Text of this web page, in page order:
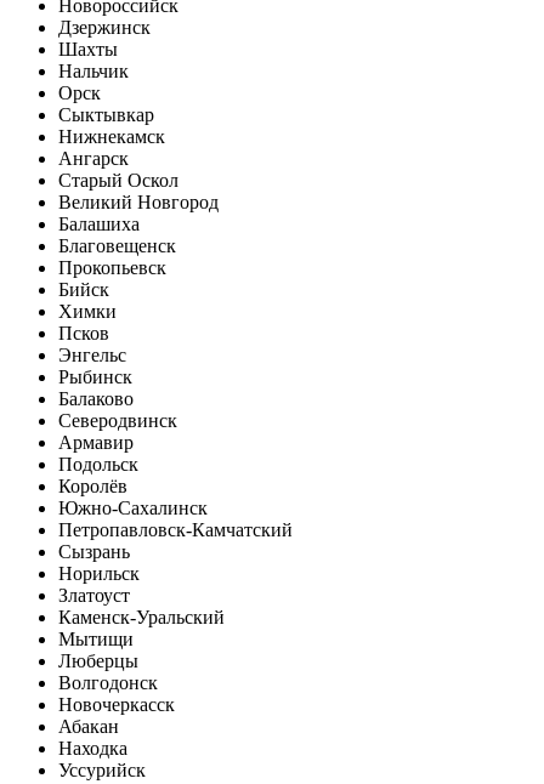
Новороссийск
Дзержинск
Шахты
Нальчик
Орск
Сыктывкар
Нижнекамск
Ангарск
Старый Оскол
Великий Новгород
Балашиха
Благовещенск
Прокопьевск
Бийск
Химки
Псков
Энгельс
Рыбинск
Балаково
Северодвинск
Армавир
Подольск
Королёв
Южно-Сахалинск
Петропавловск-Камчатский
Сызрань
Норильск
Златоуст
Каменск-Уральский
Мытищи
Люберцы
Волгодонск
Новочеркасск
Абакан
Находка
Уссурийск